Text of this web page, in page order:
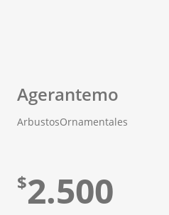
Agerantemo
ArbustosOrnamentales
$2.500